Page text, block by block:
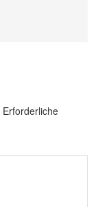
Erforderliche